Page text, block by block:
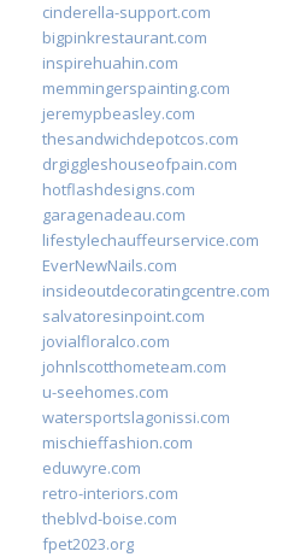
cinderella-support.com
bigpinkrestaurant.com
inspirehuahin.com
memmingerspainting.com
jeremypbeasley.com
thesandwichdepotcos.com
drgiggleshouseofpain.com
hotflashdesigns.com
garagenadeau.com
lifestylechauffeurservice.com
EverNewNails.com
insideoutdecoratingcentre.com
salvatoresinpoint.com
jovialfloralco.com
johnlscotthometeam.com
u-seehomes.com
watersportslagonissi.com
mischieffashion.com
eduwyre.com
retro-interiors.com
theblvd-boise.com
fpet2023.org